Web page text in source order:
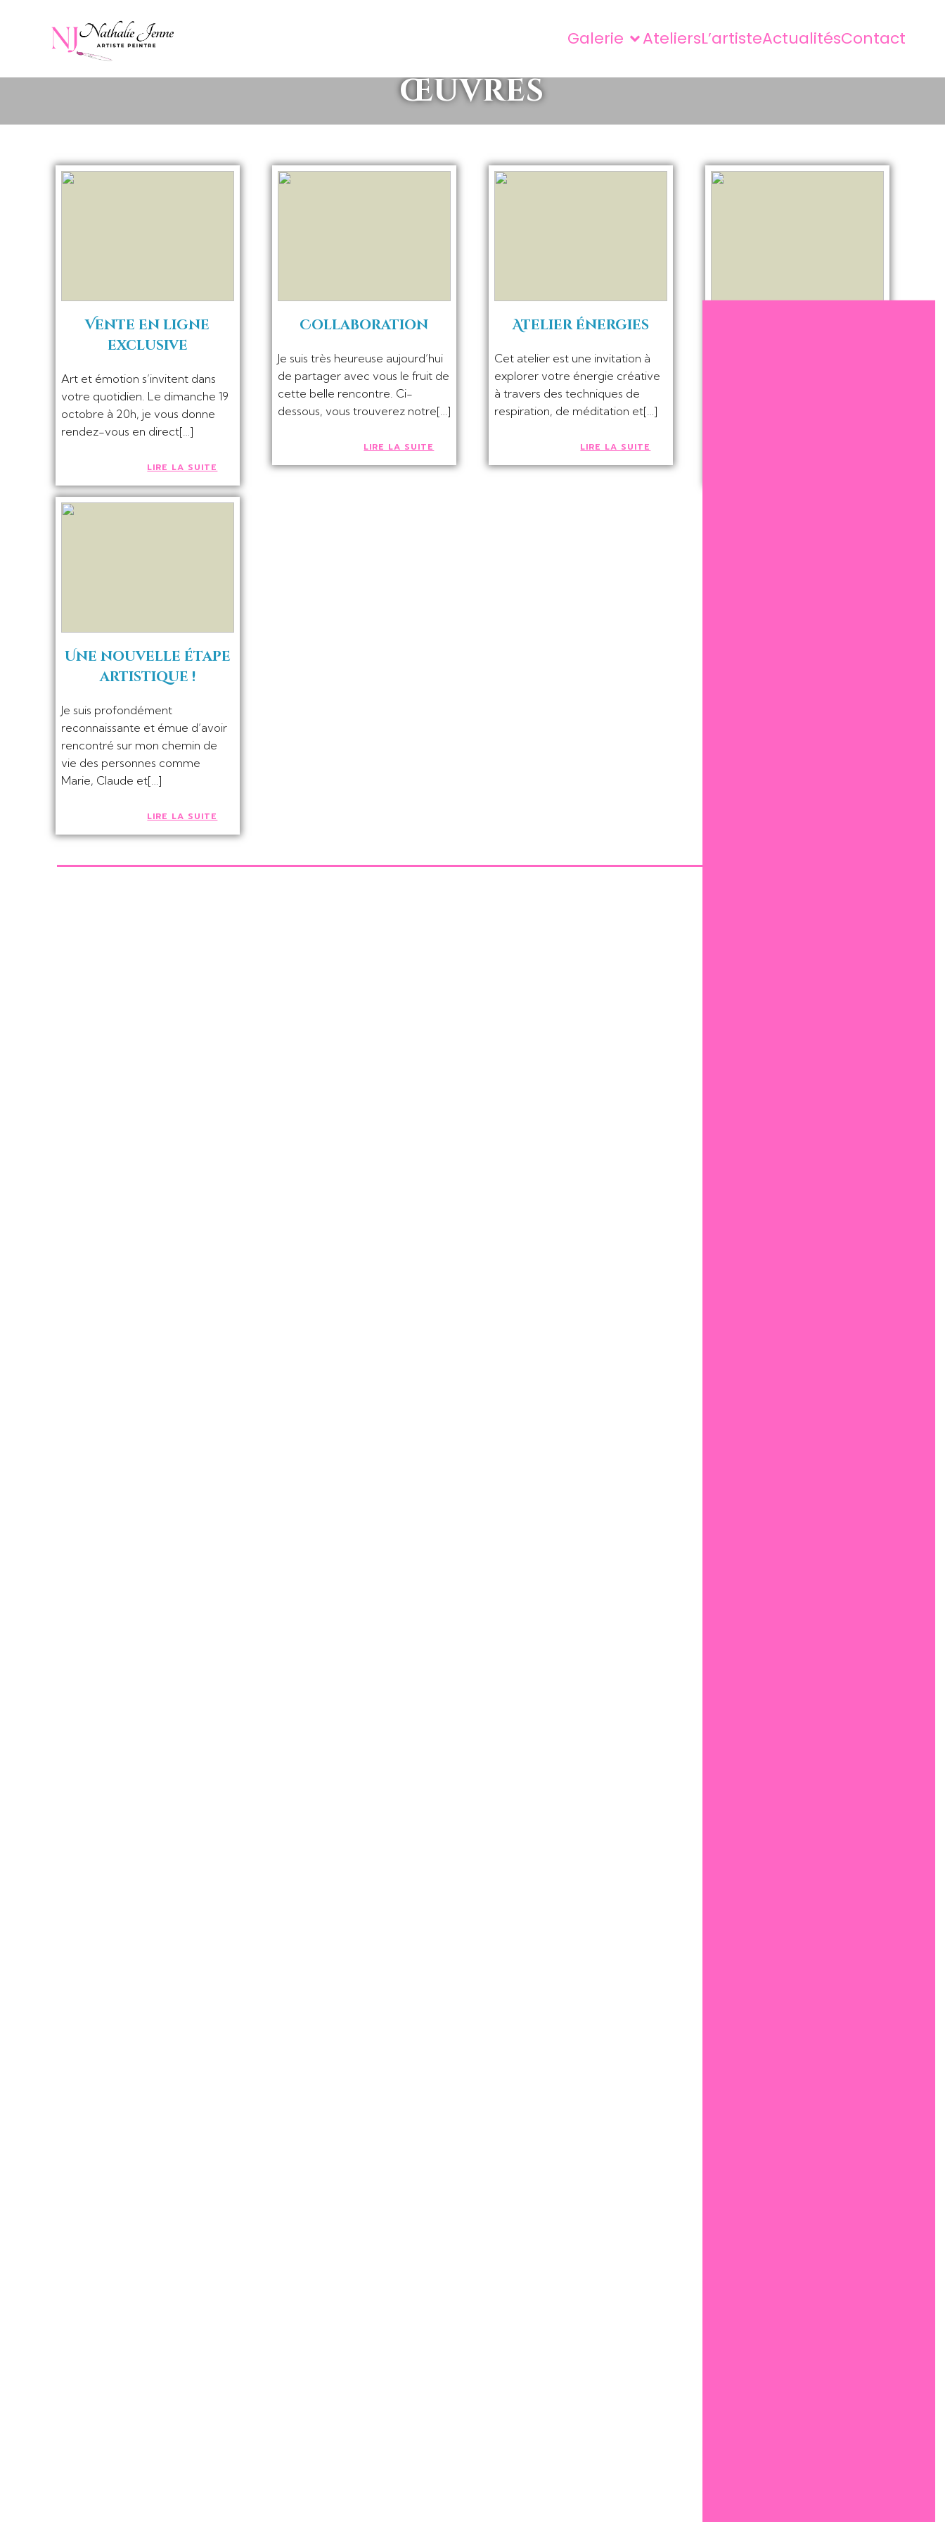
Galerie AteliersL’artisteActualitésContact
Œuvres
Vente en ligne
exclusive
Art et émotion s’invitent dans
votre quotidien. Le dimanche 19
octobre à 20h, je vous donne
rendez-vous en direct[…]
LIRE LA SUITE
Collaboration
Je suis très heureuse aujourd’hui
de partager avec vous le fruit de
cette belle rencontre. Ci-
dessous, vous trouverez notre[…]
LIRE LA SUITE
Atelier énergies
Cet atelier est une invitation à
explorer votre énergie créative
à travers des techniques de
respiration, de méditation et[…]
LIRE LA SUITE
Une nouvelle étape
artistique !
Je suis profondément
reconnaissante et émue d’avoir
rencontré sur mon chemin de
vie des personnes comme
Marie, Claude et[…]
LIRE LA SUITE